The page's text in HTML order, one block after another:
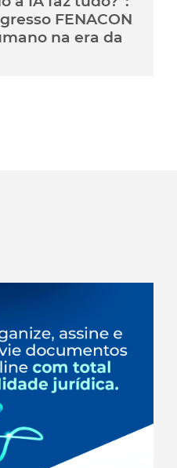
FENACON
na era da